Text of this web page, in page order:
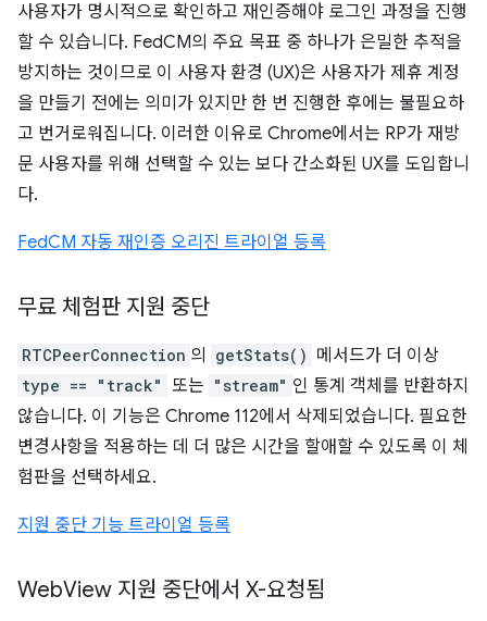
사용자가 명시적으로 확인하고 재인증해야 로그인 과정을 진행
할 수 있습니다. FedCM의 주요 목표 중 하나가 은밀한 추적을
방지하는 것이므로 이 사용자 환경 (UX)은 사용자가 제휴 계정
을 만들기 전에는 의미가 있지만 한 번 진행한 후에는 불필요하
고 번거로워집니다. 이러한 이유로 Chrome에서는 RP가 재방
문 사용자를 위해 선택할 수 있는 보다 간소화된 UX를 도입합니
다.
FedCM 자동 재인증 오리진 트라이얼 등록
무료 체험판 지원 중단
RTCPeerConnection 의 getStats() 메서드가 더 이상
type == "track" 또는 "stream" 인 통계 객체를 반환하지
않습니다. 이 기능은 Chrome 112에서 삭제되었습니다. 필요한
변경사항을 적용하는 데 더 많은 시간을 할애할 수 있도록 이 체
험판을 선택하세요.
지원 중단 기능 트라이얼 등록
WebView 지원 중단에서 X-요청됨